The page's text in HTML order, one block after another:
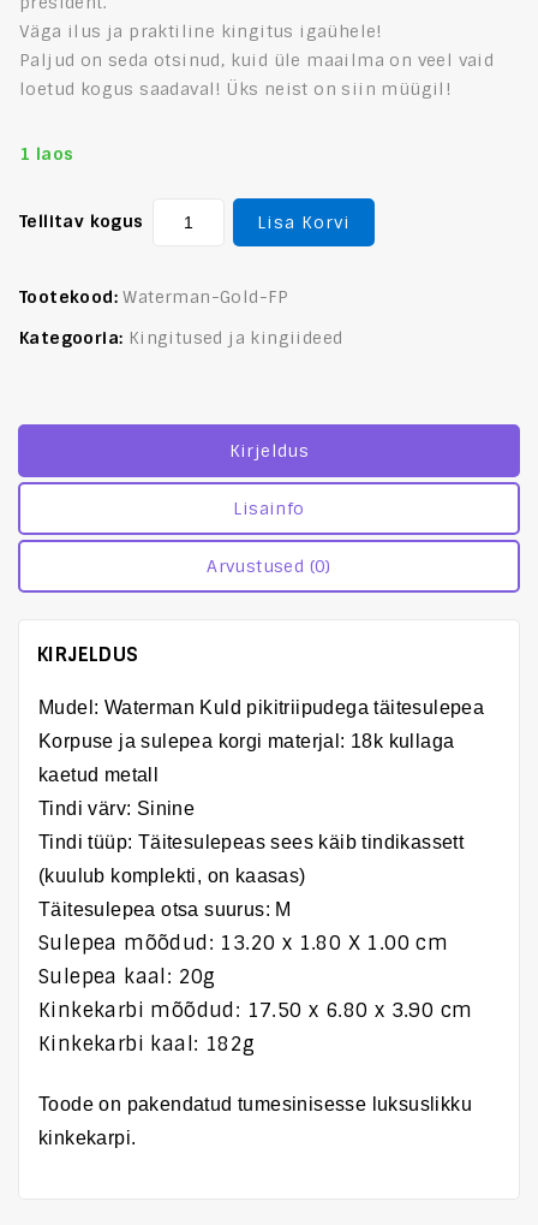
Väga ilus ja praktiline kingitus igaühele!
Paljud on seda otsinud, kuid üle maailma on veel vaid
loetud kogus saadaval! Üks neist on siin müügil!
1 laos
Tellitav kogus Lisa Korvi
Tootekood:Waterman-Gold-FP
Kategooria: Kingitused ja kingiideed
Kirjeldus
Lisainfo
Arvustused (0)
KIRJELDUS
Mudel: Waterman Kuld pikitriipudega täitesulepea
Korpuse ja sulepea korgi materjal: 18k kullaga
kaetud metall
Tindi värv: Sinine
Tindi tüüp: Täitesulepeas sees käib tindikassett
(kuulub komplekti, on kaasas)
Täitesulepea otsa suurus: M
Sulepea mõõdud: 13.20 x 1.80 X 1.00 cm
Sulepea kaal: 20g
Kinkekarbi mõõdud: 17.50 x 6.80 x 3.90 cm
Kinkekarbi kaal: 182g
Toode on pakendatud tumesinisesse luksuslikku
kinkekarpi.